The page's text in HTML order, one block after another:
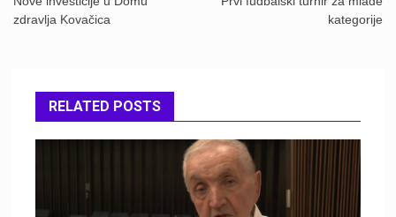
zdravlja Kovačica
kategorije
RELATED POSTS